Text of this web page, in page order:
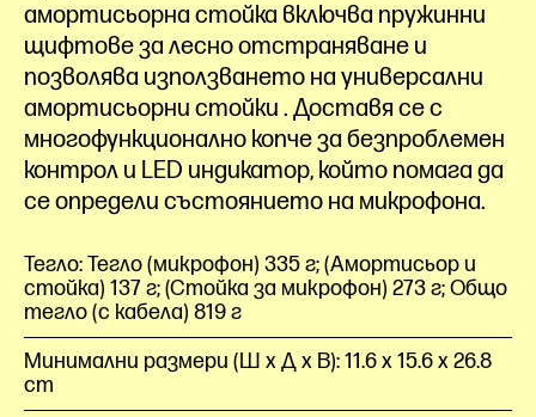
амортисьорна стойка включва пружинни
щифтове за лесно отстраняване и
позволява използването на универсални
амортисьорни стойки . Доставя се с
многофункционално копче за безпроблемен
контрол и LED индикатор, който помага да
се определи състоянието на микрофона.
Тегло: Тегло (микрофон) 335 г; (Амортисьор и
стойка) 137 г; (Стойка за микрофон) 273 г; Общо
тегло (с кабела) 819 г
Минимални размери (Ш x Д x В): 11.6 x 15.6 x 26.8
cm